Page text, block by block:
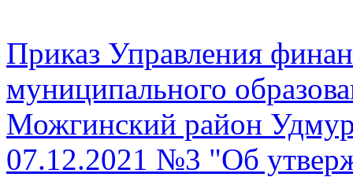
Приказ Управления
муниципального
Можгинский район
07.12.2021 №3 "Об